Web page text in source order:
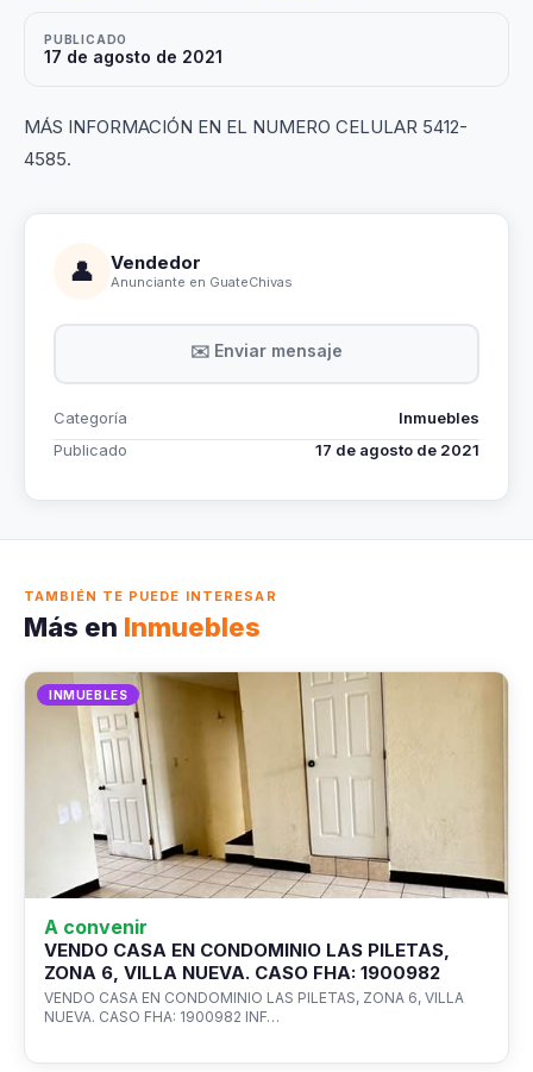
PUBLICADO
17 de agosto de 2021
MÁS INFORMACIÓN EN EL NUMERO CELULAR 5412-
4585.
👤 Vendedor
Anunciante en GuateChivas
✉️ Enviar mensaje
Categoría
Inmuebles
Publicado
17 de agosto de 2021
TAMBIÉN TE PUEDE INTERESAR
Más en Inmuebles
INMUEBLES
A convenir
VENDO CASA EN CONDOMINIO LAS PILETAS,
ZONA 6, VILLA NUEVA. CASO FHA: 1900982
VENDO CASA EN CONDOMINIO LAS PILETAS, ZONA 6, VILLA
NUEVA. CASO FHA: 1900982 INF…